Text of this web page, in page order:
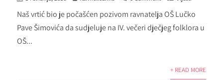
Naš vrtić bio je počašćen pozivom ravnatelja OŠ Lučko
Pave Šimovića da sudjeluje na IV. večeri dječjeg folklora u
OŠ...
+ READ MORE